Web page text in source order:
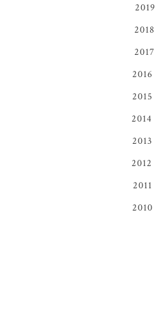
2019
2018
2017
2016
2015
2014
2013
2012
2011
2010